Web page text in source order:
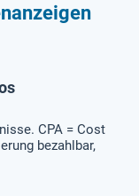
CPA = Cost
bezahlbar,